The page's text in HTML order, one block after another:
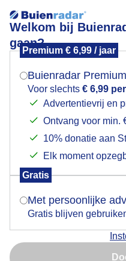
Welkom bij
gaan?
Premium € 6,99 / jaar
Buienradar Premium
Voor slechts € 6,99
Advertentievrij en
Ontvang voor min.
10% donatie aan
Elk moment
Gratis
Met persoonlijke
Gratis blijven
verkoelingopdeboot
Een
Populaire categorieën
Lente
Zomer
Mogen we je
Indien je hier nog
verschijnt er zo een
Is goed,
Nu niet,